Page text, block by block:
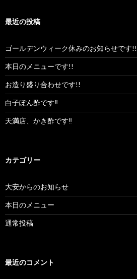
最近の投稿
ゴールデンウィーク休みのお知らせです!!
本日のメニューです!!
お造り盛り合わせです!!
白子ぽん酢です‼︎
天満店、かき酢です‼︎
カテゴリー
大安からのお知らせ
本日のメニュー
通常投稿
最近のコメント